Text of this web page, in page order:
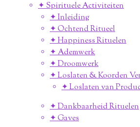
✦ Spirituele Activiteiten
✦ Inleiding
✦ Ochtend Ritueel
✦ Happiness Rituelen
✦ Ademwerk
✦ Droomwerk
✦ Loslaten & Koorden
✦ Loslaten van
✦ Dankbaarheid Rituelen
✦ Gaves